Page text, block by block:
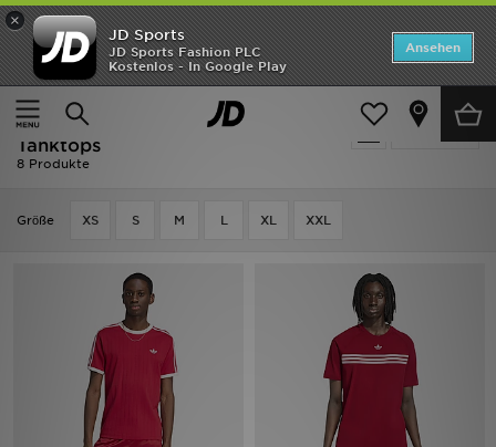
×
JD Sports
JD Sports Fashion PLC
Kostenlos - In Google Play
Ansehen
Home
Herren Herrenbekleidung T-Shirts und Tanktops
Verfeinern
Herren - Weinrot T-Shirts und
Tanktops
8 Produkte
Grӧße XS S M L XL XXL
ANGEBOTE
Neuheiten
Herren